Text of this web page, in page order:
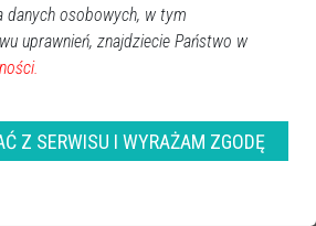
danych osobowych, w tym
uprawnień, znajdziecie Państwo w
Z SERWISU I WYRAŻAM ZGODĘ